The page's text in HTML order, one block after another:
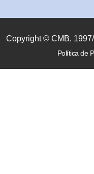
Copyright © CMB,
Política de